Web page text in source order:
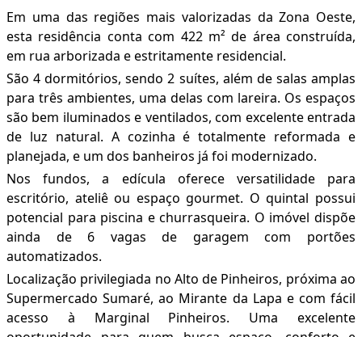
Em uma das regiões mais valorizadas da Zona Oeste,
esta residência conta com 422 m² de área construída,
em rua arborizada e estritamente residencial.
São 4 dormitórios, sendo 2 suítes, além de salas amplas
para três ambientes, uma delas com lareira. Os espaços
são bem iluminados e ventilados, com excelente entrada
de luz natural. A cozinha é totalmente reformada e
planejada, e um dos banheiros já foi modernizado.
Nos fundos, a edícula oferece versatilidade para
escritório, ateliê ou espaço gourmet. O quintal possui
potencial para piscina e churrasqueira. O imóvel dispõe
ainda de 6 vagas de garagem com portões
automatizados.
Localização privilegiada no Alto de Pinheiros, próxima ao
Supermercado Sumaré, ao Mirante da Lapa e com fácil
acesso à Marginal Pinheiros. Uma excelente